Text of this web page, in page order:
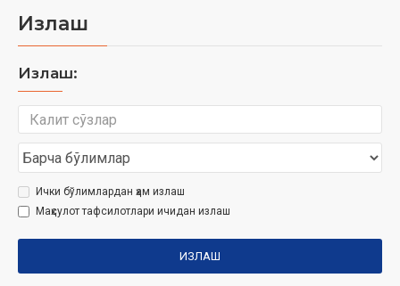
Излаш
Излаш:
Ички бўлимлардан ҳам излаш
Маҳсулот тафсилотлари ичидан излаш
ИЗЛАШ